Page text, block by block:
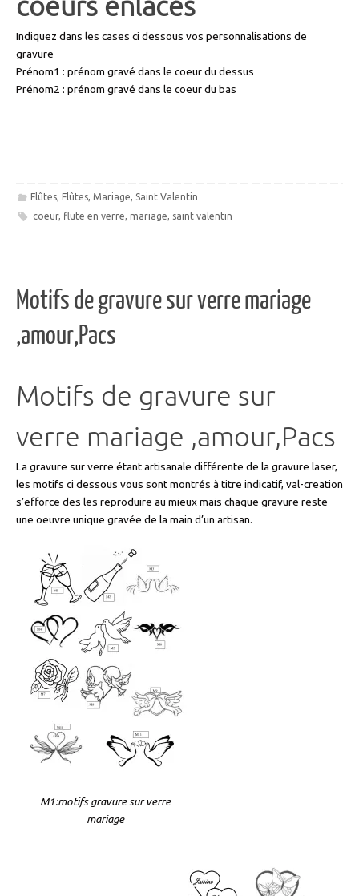
Indiquez dans les cases ci dessous vos personnalisations de
gravure
Prénom1 : prénom gravé dans le coeur du dessus
Prénom2 : prénom gravé dans le coeur du bas
Flûtes, Flûtes, Mariage, Saint Valentin
coeur, flute en verre, mariage, saint valentin
Motifs de gravure sur verre mariage
,amour,Pacs
Motifs de gravure sur
verre mariage ,amour,Pacs
La gravure sur verre étant artisanale différente de la gravure laser,
les motifs ci dessous vous sont montrés à titre indicatif, val-creation
s’efforce des les reproduire au mieux mais chaque gravure reste
une oeuvre unique gravée de la main d’un artisan.
M1:motifs gravure sur verre
mariage